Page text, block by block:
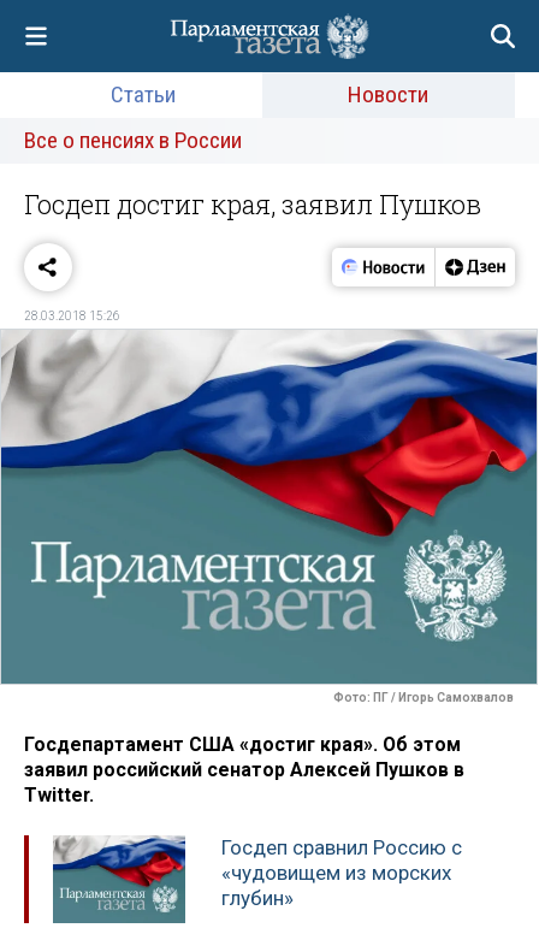
Статьи
Новости
Все о пенсиях в России
Госдеп достиг края, заявил Пушков
28.03.2018 15:26
Фото: ПГ / Игорь Самохвалов
Госдепартамент США «достиг края». Об этом
заявил российский сенатор Алексей Пушков в
Twitter.
Госдеп сравнил Россию с
«чудовищем из морских
глубин»